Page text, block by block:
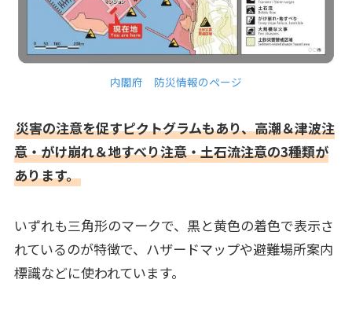
内閣府 防災情報のページ
災害の注意を促すピクトグラムもあり、高潮＆津波注
意・がけ崩れ＆地すべり注意・土石流注意の3種類が
あります。
いずれも三角形のマークで、黒と黄色の着色で表示さ
れているのが特徴で、ハザードマップや避難場所案内
標識などに使われています。